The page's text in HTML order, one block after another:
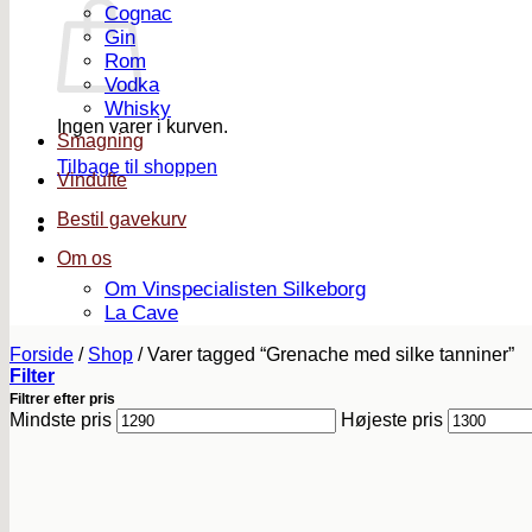
Ingen varer i kurven.
Tilbage til shoppen
Cognac
Gin
Rom
Vodka
Whisky
Smagning
Vindufte
Bestil gavekurv
Om os
Om Vinspecialisten Silkeborg
La Cave
Forside / Shop /Varer tagged “Grenache med silke tanniner”
Filter
Filtrer efter pris
Mindste pris Højeste pris